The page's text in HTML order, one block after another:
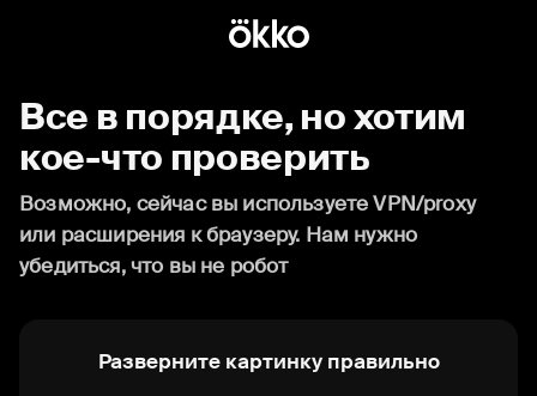
Все в порядке, но хотим
кое-что проверить
Возможно, сейчас вы используете VPN/proxy
или расширения к браузеру. Нам нужно
убедиться, что вы не робот
Разверните картинку правильно